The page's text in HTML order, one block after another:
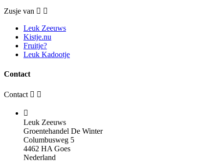
Zusje van  
Leuk Zeeuws
Kistje.nu
Fruitje?
Leuk Kadootje
Contact
Contact  

Leuk Zeeuws
Groentehandel De Winter
Columbusweg 5
4462 HA Goes
Nederland